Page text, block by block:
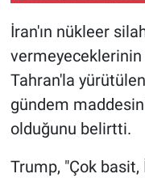
İran'ın nükleer
vermeyeceklerinin
Tahran'la
gündem
olduğunu belirtti.
Trump, "Çok basit,